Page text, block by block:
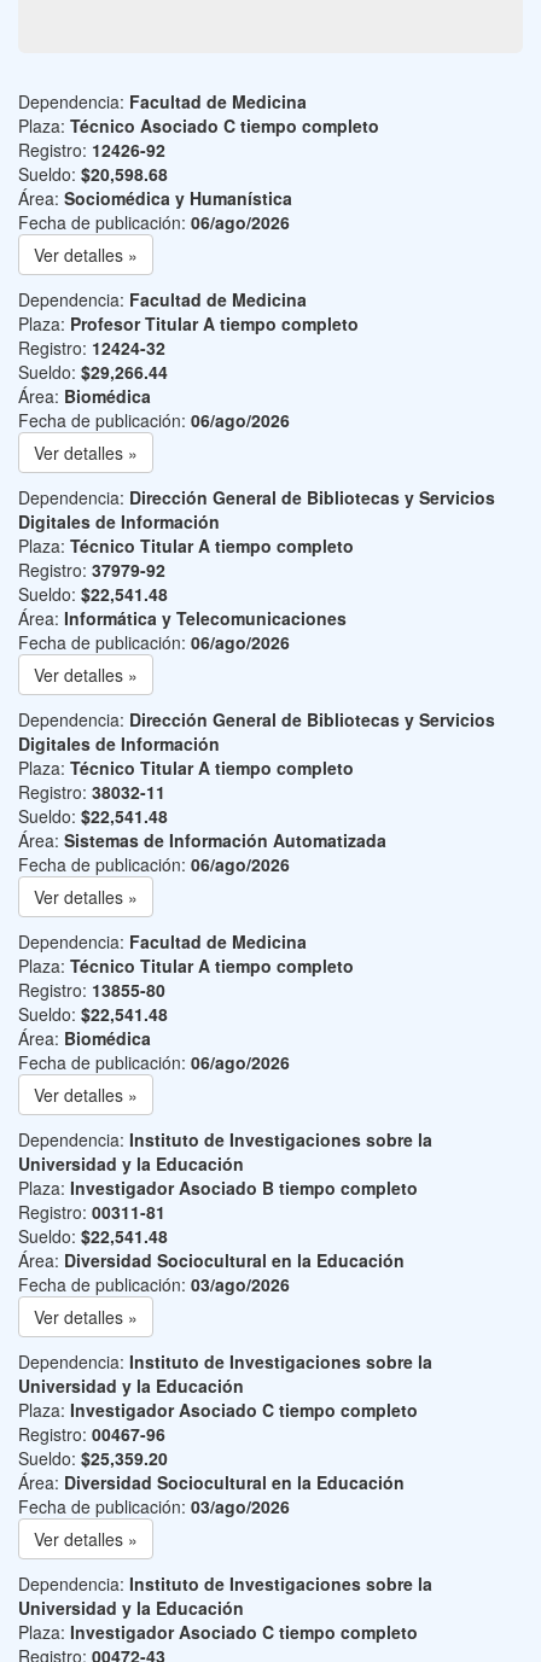
Dependencia: Facultad de Medicina
Plaza: Técnico Asociado C tiempo completo
Registro: 12426-92
Sueldo: $20,598.68
Área: Sociomédica y Humanística
Fecha de publicación: 06/ago/2026
Ver detalles »
Dependencia: Facultad de Medicina
Plaza: Profesor Titular A tiempo completo
Registro: 12424-32
Sueldo: $29,266.44
Área: Biomédica
Fecha de publicación: 06/ago/2026
Ver detalles »
Dependencia: Dirección General de Bibliotecas y Servicios
Digitales de Información
Plaza: Técnico Titular A tiempo completo
Registro: 37979-92
Sueldo: $22,541.48
Área: Informática y Telecomunicaciones
Fecha de publicación: 06/ago/2026
Ver detalles »
Dependencia: Dirección General de Bibliotecas y Servicios
Digitales de Información
Plaza: Técnico Titular A tiempo completo
Registro: 38032-11
Sueldo: $22,541.48
Área: Sistemas de Información Automatizada
Fecha de publicación: 06/ago/2026
Ver detalles »
Dependencia: Facultad de Medicina
Plaza: Técnico Titular A tiempo completo
Registro: 13855-80
Sueldo: $22,541.48
Área: Biomédica
Fecha de publicación: 06/ago/2026
Ver detalles »
Dependencia: Instituto de Investigaciones sobre la
Universidad y la Educación
Plaza: Investigador Asociado B tiempo completo
Registro: 00311-81
Sueldo: $22,541.48
Área: Diversidad Sociocultural en la Educación
Fecha de publicación: 03/ago/2026
Ver detalles »
Dependencia: Instituto de Investigaciones sobre la
Universidad y la Educación
Plaza: Investigador Asociado C tiempo completo
Registro: 00467-96
Sueldo: $25,359.20
Área: Diversidad Sociocultural en la Educación
Fecha de publicación: 03/ago/2026
Ver detalles »
Dependencia: Instituto de Investigaciones sobre la
Universidad y la Educación
Plaza: Investigador Asociado C tiempo completo
Registro: 00472-43